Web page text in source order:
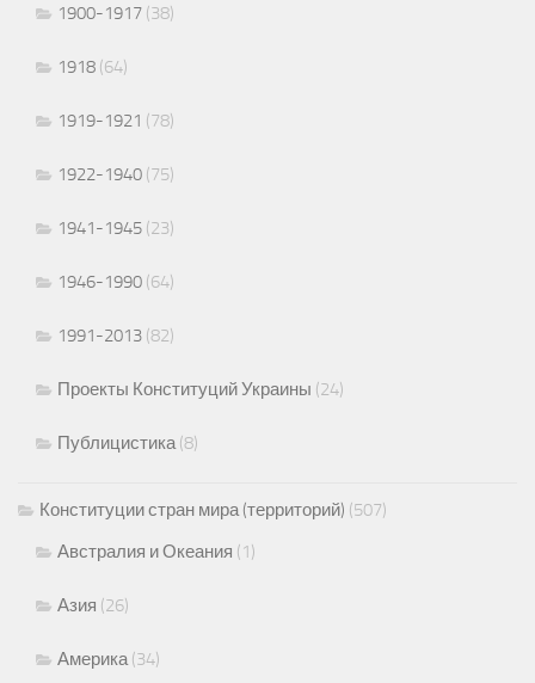
1900-1917 (38)
1918 (64)
1919-1921 (78)
1922-1940 (75)
1941-1945 (23)
1946-1990 (64)
1991-2013 (82)
Проекты Конституций Украины (24)
Публицистика(8)
Конституции стран мира (территорий) (507)
Австралия и Океания (1)
Азия (26)
Америка(34)